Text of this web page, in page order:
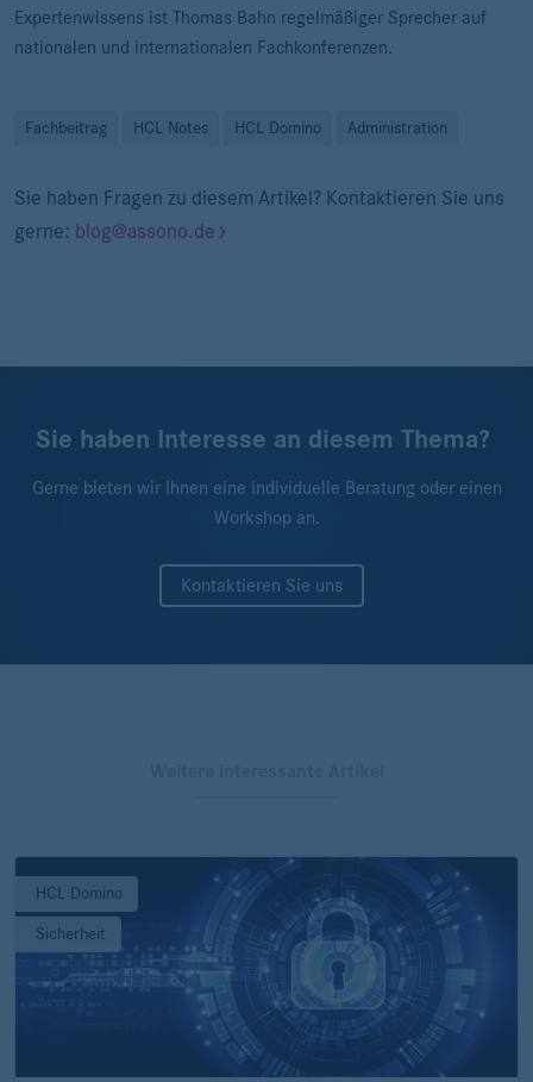
Expertenwissens ist Thomas Bahn regelmäßiger Sprecher auf
nationalen und internationalen Fachkonferenzen.
Fachbeitrag HCL Notes HCL Domino Administration
Sie haben Fragen zu diesem Artikel? Kontaktieren Sie uns
gerne: blog@assono.de
Sie haben Interesse an diesem Thema?
Gerne bieten wir Ihnen eine individuelle Beratung oder einen
Workshop an.
Kontaktieren Sie uns
HCL Domino
Sicherheit